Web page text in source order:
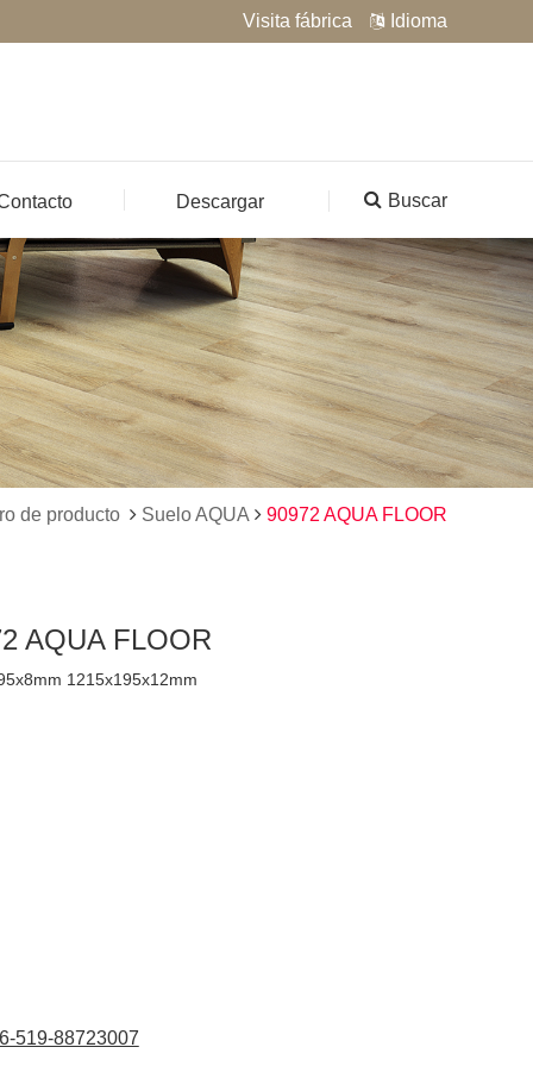
Idioma
Visita fábrica
Descargar Buscar
de producto Suelo AQUA 90972 AQUA FLOOR
AQUA FLOOR
1215x195x12mm
519-88723007